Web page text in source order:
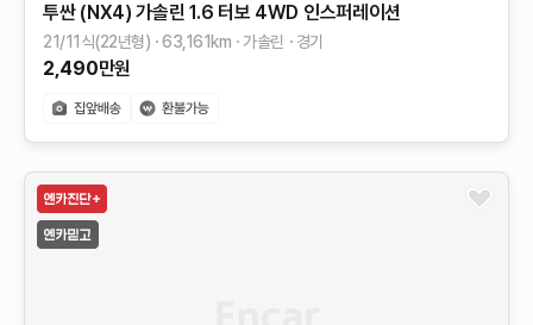
투싼 (NX4) 가솔린 1.6 터보 4WD 인스퍼레이션
21/11식(22년형) 63,161 km 가솔린 경기
2,490만원